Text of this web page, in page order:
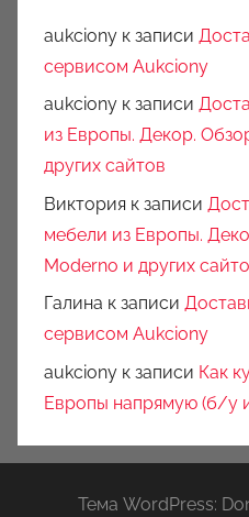
aukciony к записи
сервисом Aukciony
aukciony к записи
из Европы. Декор.
других сайтов
Виктория к записи
мебели из Европы.
Moderno и других
Галина к записи
сервисом Aukciony
aukciony к записи Как
Европы напрямую (б/у
Тема WordPress: